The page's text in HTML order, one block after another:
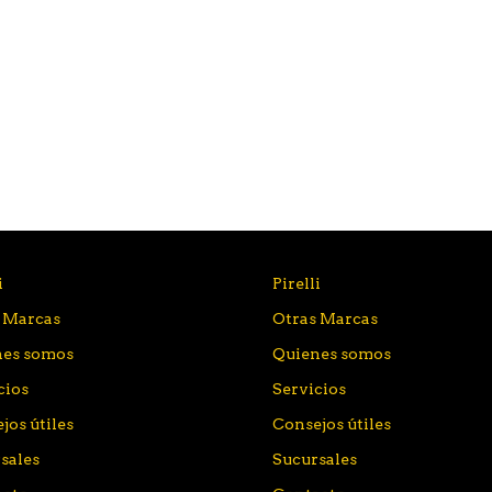
somos
útiles
Pirelli
Otras Marcas
Quienes somos
Servicios
Consejos útiles
Sucursales